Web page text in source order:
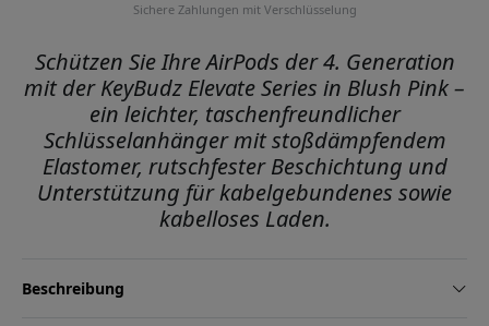
Sichere Zahlungen mit Verschlüsselung
Schützen Sie Ihre AirPods der 4. Generation
mit der KeyBudz Elevate Series in Blush Pink –
ein leichter, taschenfreundlicher
Schlüsselanhänger mit stoßdämpfendem
Elastomer, rutschfester Beschichtung und
Unterstützung für kabelgebundenes sowie
kabelloses Laden.
Beschreibung